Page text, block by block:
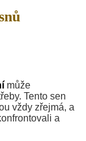
může
Tento sen
vždy zřejmá, a
a